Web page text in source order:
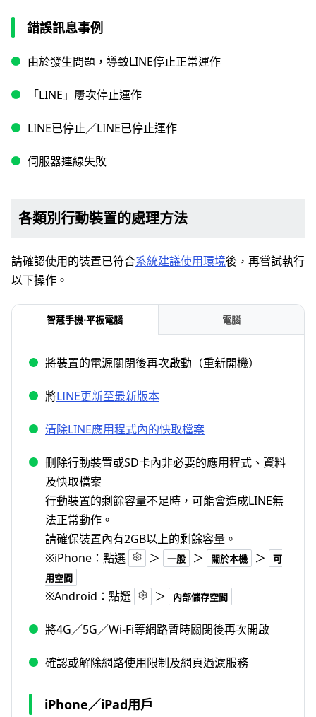
錯誤訊息事例
由於發生問題，導致LINE停止正常運作
「LINE」屢次停止運作
LINE已停止／LINE已停止運作
伺服器連線失敗
各類別行動裝置的處理方法
請確認使用的裝置已符合系統建議使用環境後，再嘗試執行
以下操作。
智慧手機⋅平板電腦 電腦
將裝置的電源關閉後再次啟動（重新開機）
將LINE更新至最新版本
清除LINE應用程式內的快取檔案
刪除行動裝置或SD卡內非必要的應用程式、資料
及快取檔案
行動裝置的剩餘容量不足時，可能會造成LINE無
法正常動作。
請確保裝置內有2GB以上的剩餘容量。
※iPhone：點選
＞ 一般 ＞ 關於本機 ＞
可
用空間
※Android：點選 ＞ 內部儲存空間
將4G／5G／Wi-Fi等網路暫時關閉後再次開啟
確認或解除網路使用限制及網頁過濾服務
iPhone／iPad用戶